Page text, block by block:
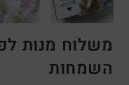
משלוח מנות
השמחות